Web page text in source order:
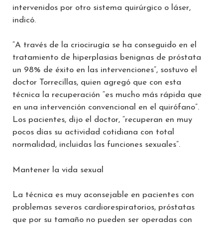
intervenidos por otro sistema quirúrgico o láser,
indicó.
“A través de la criocirugía se ha conseguido en el
tratamiento de hiperplasias benignas de próstata
un 98% de éxito en las intervenciones”, sostuvo el
doctor Torrecillas, quien agregó que con esta
técnica la recuperación “es mucho más rápida que
en una intervención convencional en el quirófano”.
Los pacientes, dijo el doctor, “recuperan en muy
pocos días su actividad cotidiana con total
normalidad, incluidas las funciones sexuales”.
Mantener la vida sexual
La técnica es muy aconsejable en pacientes con
problemas severos cardiorespiratorios, próstatas
que por su tamaño no pueden ser operadas con